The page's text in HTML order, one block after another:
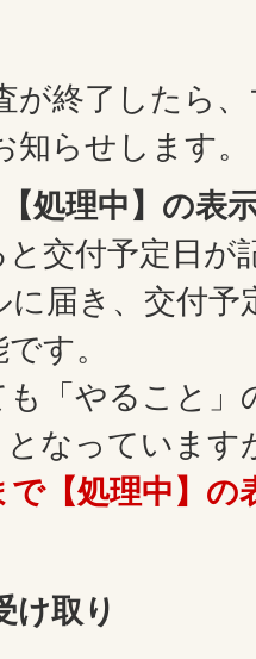
が終了したら
らせします。
処理中】の表
交付予定日が
届き、交付予
す。
「やること
なっています
で【処理中】
け取り